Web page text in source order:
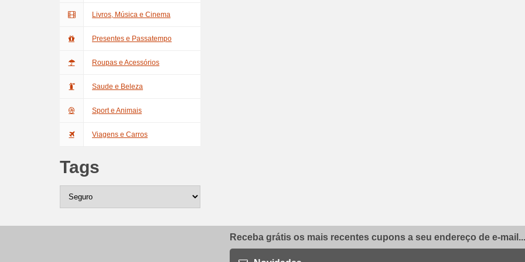
Livros, Música e Cinema
Presentes e Passatempo
Roupas e Acessórios
Saude e Beleza
Sport e Animais
Viagens e Carros
Tags
Receba grátis os mais recentes cupons a seu endereço de e-mail...